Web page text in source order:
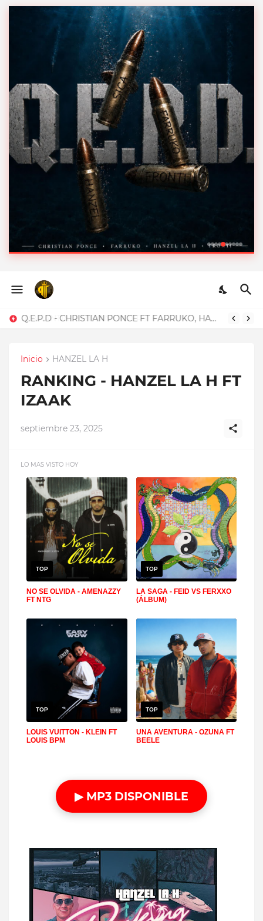
PONCE FT FARRUKO,
HANZEL LA H, FRONTI
Q.E.P.D - CHRISTIAN PONCE FT FARRUKO, HANZEL LA H, FRONTI
Inicio HANZEL LA H
RANKING - HANZEL LA H FT
IZAAK
septiembre 23, 2025
LO MAS VISTO HOY
TOP
NO SE OLVIDA - AMENAZZY
FT NTG
TOP
LA SAGA - FEID VS FERXXO
(ÁLBUM)
TOP
LOUIS VUITTON - KLEIN FT
LOUIS BPM
TOP
UNA AVENTURA - OZUNA FT
BEELE
▶ MP3 DISPONIBLE